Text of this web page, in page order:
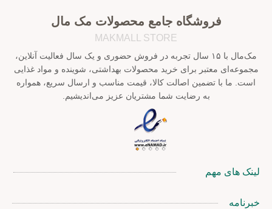
فروشگاه جامع محصولات مک مال
MAKMALL STORE
مک‌مال با ۱۵ سال تجربه در فروش حضوری و یک سال فعالیت آنلاین،
مجموعه‌ای معتبر برای خرید محصولات بهداشتی، شوینده و مواد غذایی
است. ما با تضمین اصالت کالا، قیمت مناسب و ارسال سریع، همواره
به رضایت شما مشتریان عزیز می‌اندیشیم.
لینک های مهم
خبرنامه